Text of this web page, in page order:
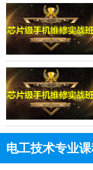
电工技术专业